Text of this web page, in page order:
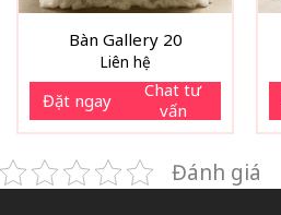
Bàn Gallery 20
Liên hệ
Đặt ngay
Chat tư
vấn
Đánh giá